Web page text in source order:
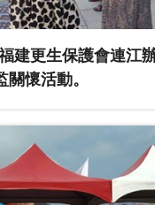
建更生保護會連江
關懷活動。